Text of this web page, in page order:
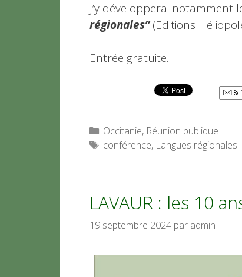
J’y développerai notamment
régionales”(Editions
Entrée gratuite.
Catégories
Occitanie, Réunion publique
Étiquettes
conférence, Langues régionales
LAVAUR : les 10
19 septembre 2024 par admin